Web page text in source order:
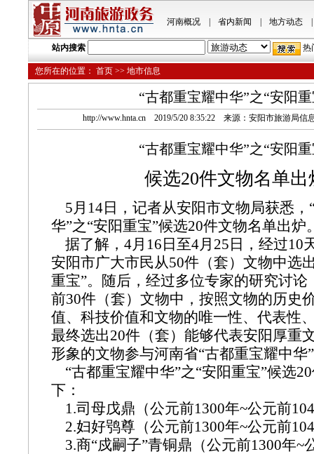
河南概况| 省内新闻 地方动态|
站内搜索 热
您所在的位置： 首页 >> 地市信息
“古都重宝耀中华”之“安阳重
http://www.hnta.cn 2019/5/20 8:35:22 来源：安阳市旅游局
“古都重宝耀中华”之“安阳重
候选20件文物名单出
5月14日，记者从安阳市文物局获悉，
华”之“安阳重宝”候选20件文物名单出炉
据了解，4月16日至4月25日，经过10
安阳市广大市民从50件（套）文物中选
重宝”。随后，经过多位专家的研究讨论
前30件（套）文物中，按照文物的历史
值、科技价值和文物的唯一性、代表性
最终选出20件（套）能够代表安阳厚重
形象的文物参与河南省“古都重宝耀中华
“古都重宝耀中华”之“安阳重宝”候选
下：
1.司母戊鼎（公元前1300年~公元前
2.妇好鸮尊（公元前1300年~公元前
3.商“戍嗣子”青铜鼎（公元前1300年~